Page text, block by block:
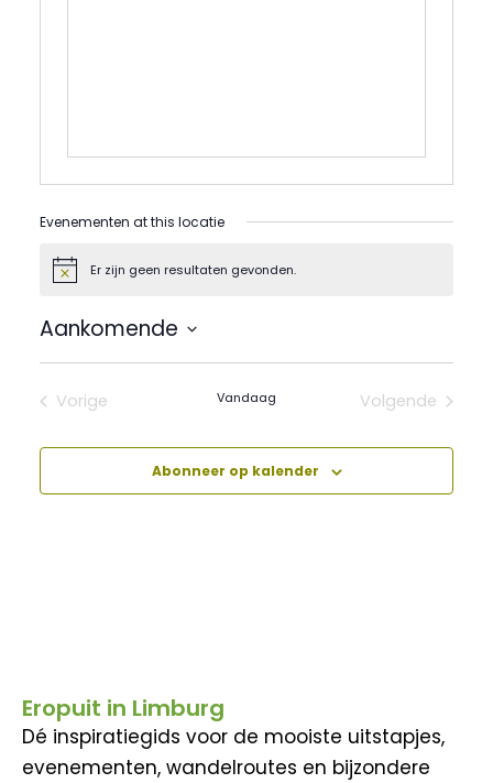
Evenementen at this locatie
BerichtEr zijn geen resultaten gevonden.
Aankomende
datum.
Vorige
Vandaag
Volgende
Abonneer op kalender
Eropuit in Limburg
Dé inspiratiegids voor de mooiste uitstapjes,
evenementen, wandelroutes en bijzondere